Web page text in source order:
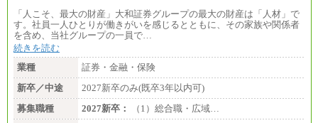
「人こそ、最大の財産」大和証券グループの最大の財産は「人材」で
す。社員一人ひとりが働きがいを感じるとともに、その家族や関係者
を含め、当社グループの一員で…
続きを読む
業種
証券・金融・保険
新卒／中途
2027新卒のみ(既卒3年以内可)
募集職種
2027新卒：
（1）総合職・広域…